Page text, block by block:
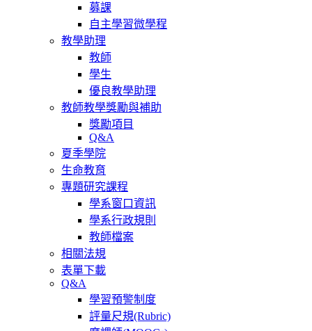
募課
自主學習微學程
教學助理
教師
學生
優良教學助理
教師教學獎勵與補助
獎勵項目
Q&A
夏季學院
生命教育
專題研究課程
學系窗口資訊
學系行政規則
教師檔案
相關法規
表單下載
Q&A
學習預警制度
評量尺規(Rubric)